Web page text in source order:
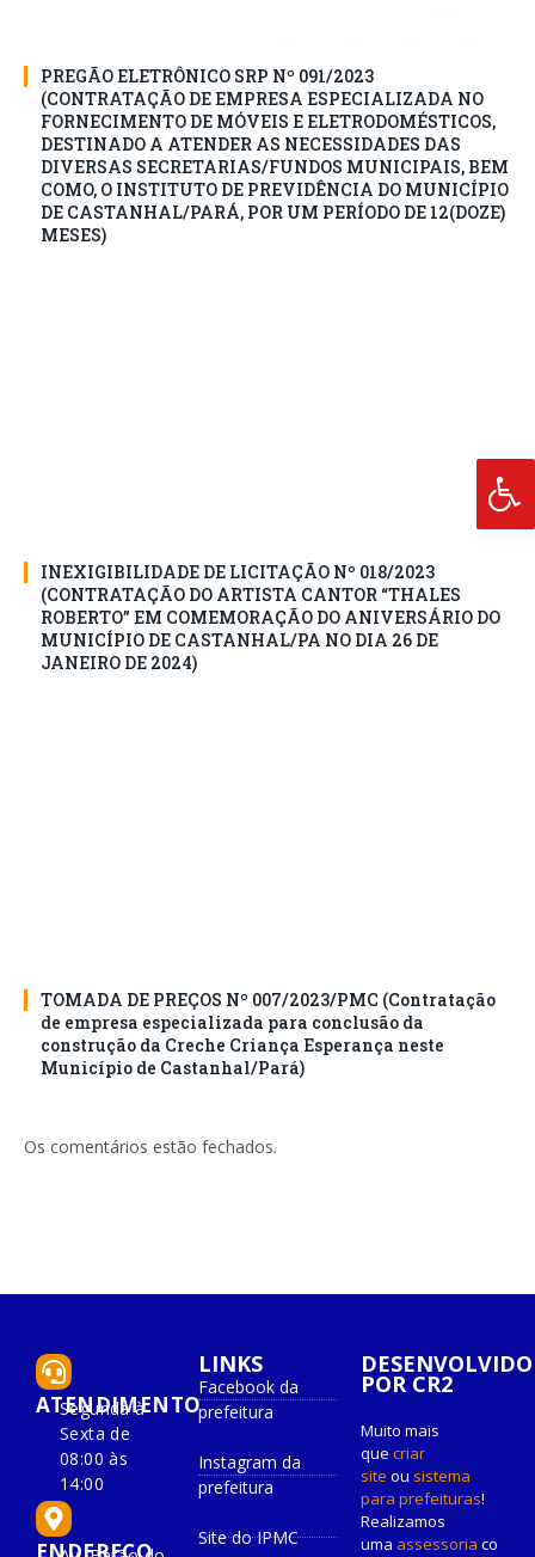
PREGÃO ELETRÔNICO SRP Nº 091/2023
(CONTRATAÇÃO DE EMPRESA ESPECIALIZADA NO
FORNECIMENTO DE MÓVEIS E ELETRODOMÉSTICOS,
DESTINADO A ATENDER AS NECESSIDADES DAS
DIVERSAS SECRETARIAS/FUNDOS MUNICIPAIS, BEM
COMO, O INSTITUTO DE PREVIDÊNCIA DO MUNICÍPIO
DE CASTANHAL/PARÁ, POR UM PERÍODO DE 12(DOZE)
MESES)
INEXIGIBILIDADE DE LICITAÇÃO Nº 018/2023
(CONTRATAÇÃO DO ARTISTA CANTOR “THALES
ROBERTO” EM COMEMORAÇÃO DO ANIVERSÁRIO DO
MUNICÍPIO DE CASTANHAL/PA NO DIA 26 DE
JANEIRO DE 2024)
TOMADA DE PREÇOS Nº 007/2023/PMC (Contratação
de empresa especializada para conclusão da
construção da Creche Criança Esperança neste
Município de Castanhal/Pará)
Os comentários estão fechados.
ATENDIMENTO
Segunda à
Sexta de
08:00 às
14:00
LINKS
Facebook da
prefeitura
Instagram da
prefeitura
Site do IPMC
DESENVOLVIDO
POR CR2
Muito mais
que criar
site ou sistema
para prefeituras!
Realizamos
uma assessoria co